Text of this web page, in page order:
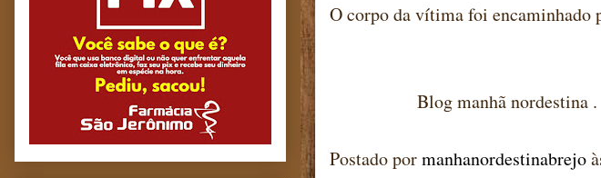
O corpo da vítima foi encaminhado
Blog manhã nordestina .
Postado pormanhanordestinabrejo